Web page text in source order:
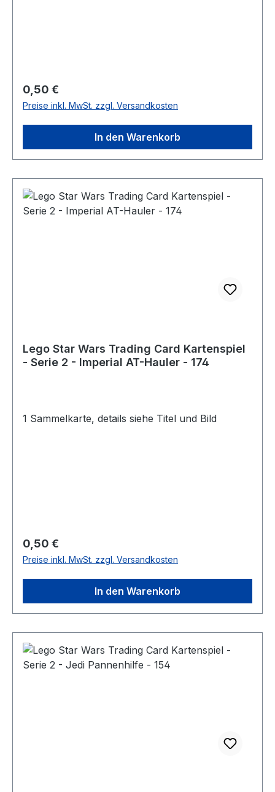
Regulärer Preis:
0,50 €
Preise inkl. MwSt. zzgl. Versandkosten
In den Warenkorb
Lego Star Wars Trading Card Kartenspiel
- Serie 2 - Imperial AT-Hauler - 174
1 Sammelkarte, details siehe Titel und Bild
Regulärer Preis:
0,50 €
Preise inkl. MwSt. zzgl. Versandkosten
In den Warenkorb